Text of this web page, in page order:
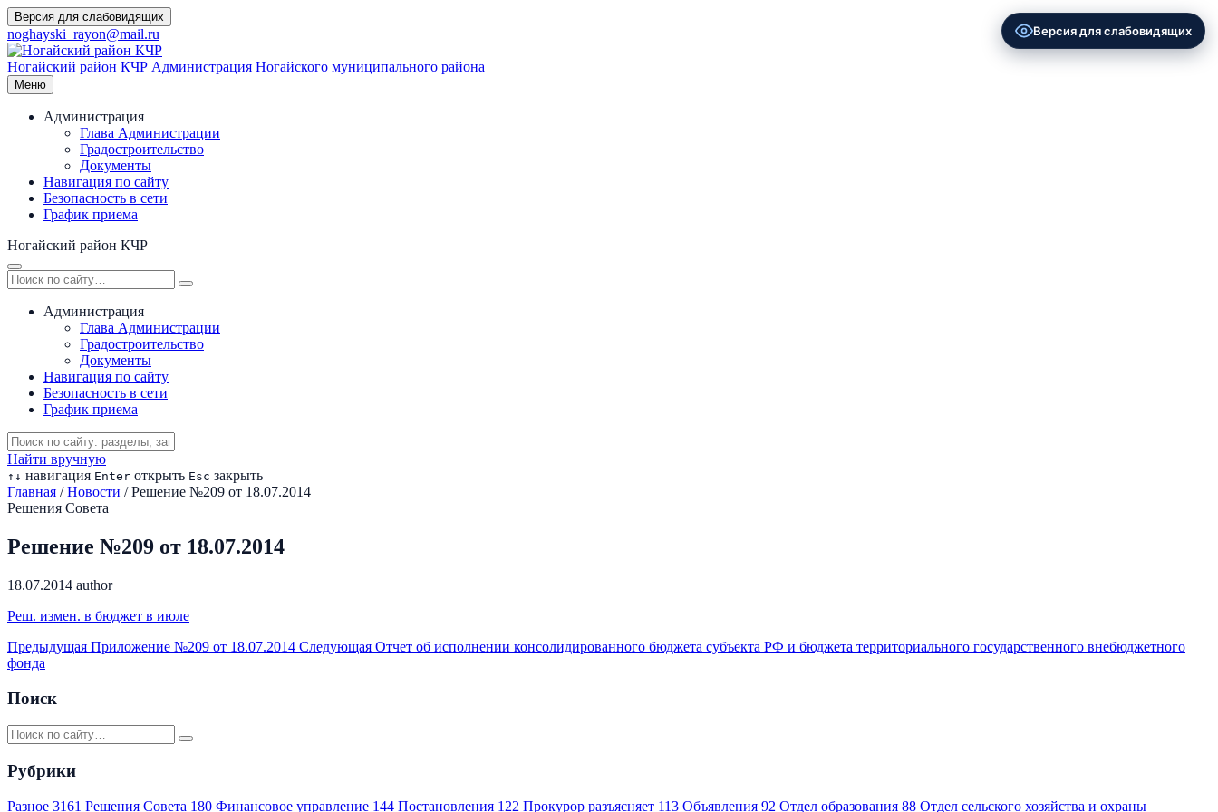
Перейти
к
содержимому
Версия для слабовидящих
noghayski_rayon@mail.ru
Ногайский район КЧР Администрация Ногайского муниципального района
Меню
Администрация
Глава Администрации
Градостроительство
Документы
Навигация по сайту
Безопасность в сети
График приема
Ногайский район КЧР
Администрация
Глава Администрации
Градостроительство
Документы
Навигация по сайту
Безопасность в сети
График приема
Найти вручную
↑ ↓ навигация Enter открыть Esc закрыть
Главная / Новости / Решение №209 от 18.07.2014
Решения Совета
Решение №209 от 18.07.2014
18.07.2014 author
Реш. измен. в бюджет в июле
Предыдущая Приложение №209 от 18.07.2014 Следующая Отчет об исполнении консолидированного бюджета субъекта РФ и бюджета территориального государственного внебюджетного
фонда
Поиск
Рубрики
Разное 3161 Решения Совета 180 Финансовое управление 144 Постановления 122 Прокурор разъясняет 113 Объявления 92 Отдел образования 88 Отдел сельского хозяйства и охраны
Версия для слабовидящих